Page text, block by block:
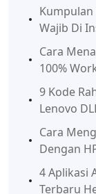
Kumpulan
Wajib Di
Cara
100%
9 Kode
Lenovo
Cara
Dengan
4 Aplikasi
Terbaru